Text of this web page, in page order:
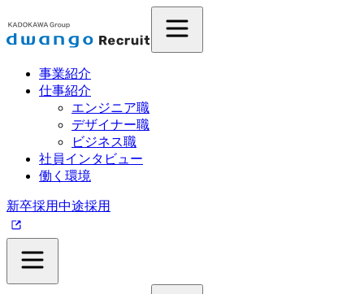
事業紹介
仕事紹介
エンジニア職
デザイナー職
ビジネス職
社員インタビュー
働く環境
新卒採用中途採用